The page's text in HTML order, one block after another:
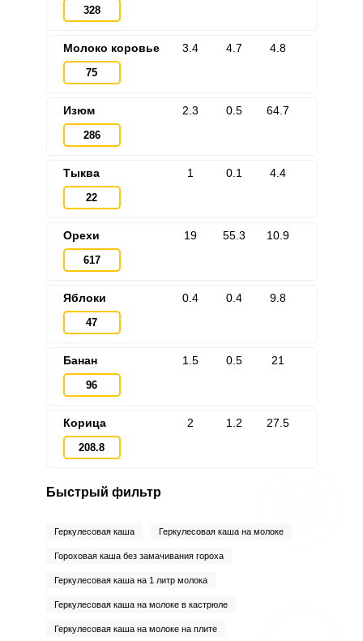
328
Молоко коровье
75
3.4 4.7 4.8
Изюм
286
2.3 0.5 64.7
Тыква
22
1 0.1 4.4
Орехи
617
19 55.3 10.9
Яблоки
47
0.4 0.4 9.8
Банан
96
1.5 0.5 21
Корица
208.8
2 1.2 27.5
Быстрый фильтр
Геркулесовая каша Геркулесовая каша на молоке
Гороховая каша без замачивания гороха
Геркулесовая каша на 1 литр молока
Геркулесовая каша на молоке в кастрюле
Геркулесовая каша на молоке на плите